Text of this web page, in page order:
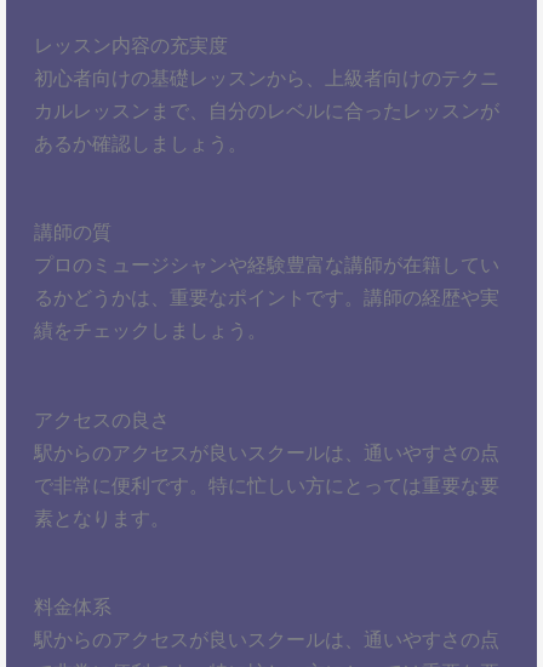
レッスン内容の充実度
初心者向けの基礎レッスンから、上級者向けのテクニ
カルレッスンまで、自分のレベルに合ったレッスンが
あるか確認しましょう。
講師の質
プロのミュージシャンや経験豊富な講師が在籍してい
るかどうかは、重要なポイントです。講師の経歴や実
績をチェックしましょう。
アクセスの良さ
駅からのアクセスが良いスクールは、通いやすさの点
で非常に便利です。特に忙しい方にとっては重要な要
素となります。
料金体系
駅からのアクセスが良いスクールは、通いやすさの点